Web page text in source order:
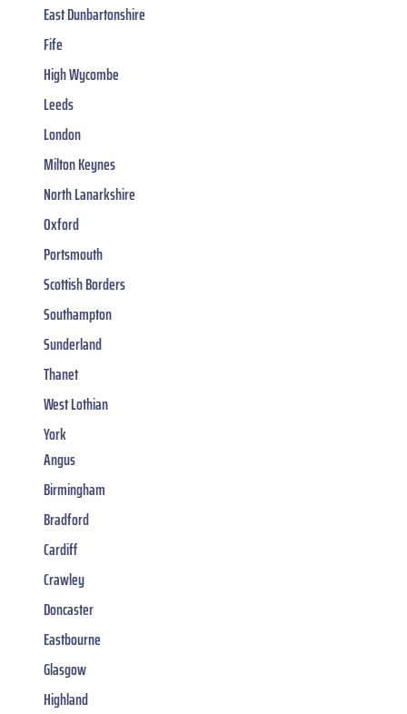
East Dunbartonshire
Fife
High Wycombe
Leeds
London
Milton Keynes
North Lanarkshire
Oxford
Portsmouth
Scottish Borders
Southampton
Sunderland
Thanet
West Lothian
York
Angus
Birmingham
Bradford
Cardiff
Crawley
Doncaster
Eastbourne
Glasgow
Highland